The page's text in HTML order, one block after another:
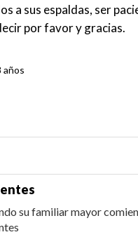
a sus espaldas, ser
por favor y gracias.
años
su familiar mayor